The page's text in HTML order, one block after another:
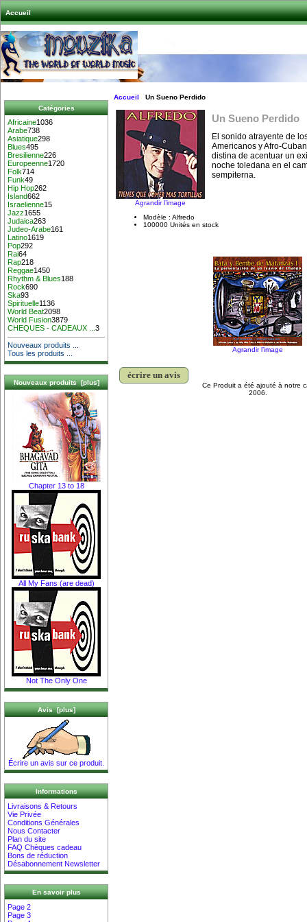
Accueil
Catégories
Africaine1036
Arabe738
Asiatique298
Blues495
Bresilienne226
Europeenne1720
Folk714
Funk49
Hip Hop262
Island662
Israelienne15
Jazz1655
Judaica263
Judeo-Arabe161
Latino1619
Pop292
Rai64
Rap218
Reggae1450
Rhythm & Blues188
Rock690
Ska93
Spirituelle1136
World Beat2098
World Fusion3879
CHEQUES - CADEAUX ...3
Nouveaux produits ...
Tous les produits ...
Nouveaux produits [plus]
Chapter 13 to 18
All My Fans (are dead)
Not The Only One
Avis [plus]
Écrire un avis sur ce produit.
Informations
Livraisons & Retours
Vie Privée
Conditions Générales
Nous Contacter
Plan du site
FAQ Chèques cadeau
Bons de réduction
Désabonnement Newsletter
En savoir plus
Page 2
Page 3
Accueil Un Sueno Perdido
Agrandir l’image
Un Sueno Perdido
El sonido atrayente de
Americanos y Afro-
distina de acentuar un
noche toledana en el
sempiterna.
Modèle : Alfredo
100000 Unités en stock
Agrandir l’image
écrire un avis
Ce Produit a été ajouté à notre
2006.